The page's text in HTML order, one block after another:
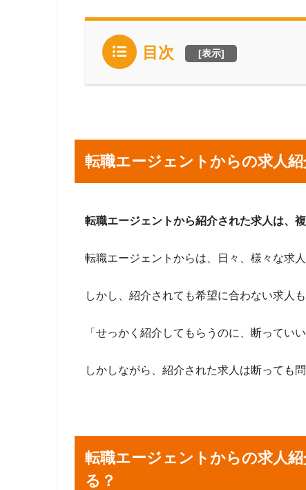
目次 [表示]
転職エージェントからの求人
転職エージェントから紹介された求人は、
転職エージェントからは、日々、様々な求人
しかし、紹介されても希望に合わない求人も
「せっかく紹介してもらうのに、断ってい
しかしながら、紹介された求人は断っても問
転職エージェントからの求人
る？